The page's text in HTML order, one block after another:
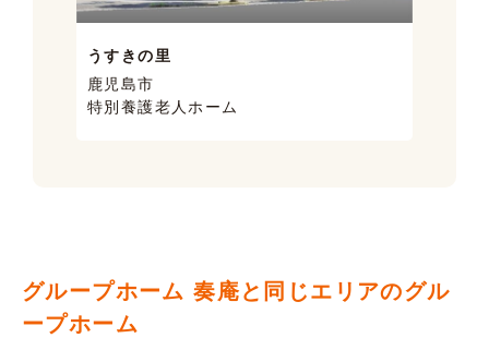
うすきの里
鹿児島市
特別養護老人ホーム
グループホーム 奏庵と同じエリアのグル
ープホーム